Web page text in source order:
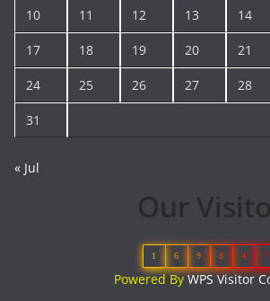
10 11 12 13 14
17 18 19 20 21
24 25 26 27 28
31
« Jul
Our
1 6 9 8 4 7
Powered ByWPS Visitor